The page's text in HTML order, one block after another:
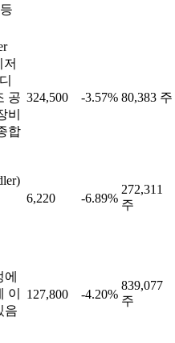
저
공
비
합
324,500 -3.57% 80,383 주
6,220 -6.89%
272,311
주
이
음
127,800 -4.20%
839,077
주